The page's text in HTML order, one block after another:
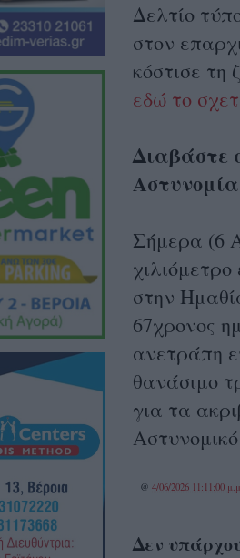
Δελτίο
στον
κόστισε
εδώ το
Διαβάστε
Σήμερα (6
στην
67χρονος
ανετράπη
θανάσιμο
για τα
@ 4/06/2026 11:11:00
Δεν